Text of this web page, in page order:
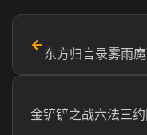
←
东方归言录雾雨
金铲铲之战六法三